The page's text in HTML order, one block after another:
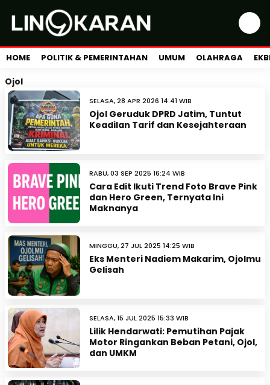
HOME POLITIK & PEMERINTAHAN UMUM OLAHRAGA
Ojol
SELASA, 28 APR 2026 14:41 WIB
Ojol Geruduk DPRD Jatim, Tuntut
Keadilan Tarif dan Kesejahteraan
RABU, 03 SEP 2025 16:24 WIB
Cara Edit Ikuti Trend Foto Brave Pink
dan Hero Green, Ternyata Ini
Maknanya
MINGGU, 27 JUL 2025 14:25 WIB
Eks Menteri Nadiem Makarim, Ojolmu
Gelisah
SELASA, 15 JUL 2025 15:33 WIB
Lilik Hendarwati: Pemutihan Pajak
Motor Ringankan Beban Petani, Ojol,
dan UMKM